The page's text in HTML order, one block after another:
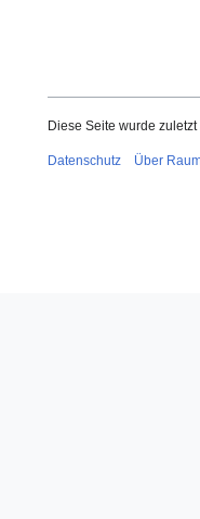
Diese Seite wurde
Datenschutz Über